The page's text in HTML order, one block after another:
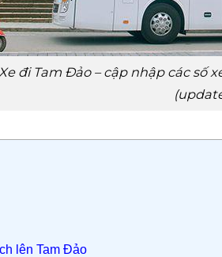
đi Tam Đảo – cập nhập các số
lên Tam Đảo